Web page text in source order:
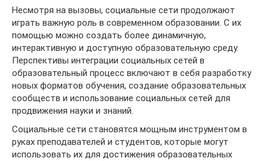
Несмотря на вызовы, социальные сети продолжают
играть важную роль в современном образовании. С их
помощью можно создать более динамичную,
интерактивную и доступную образовательную среду.
Перспективы интеграции социальных сетей в
образовательный процесс включают в себя разработку
новых форматов обучения, создание образовательных
сообществ и использование социальных сетей для
продвижения науки и знаний.
Социальные сети становятся мощным инструментом в
руках преподавателей и студентов, которые могут
использовать их для достижения образовательных